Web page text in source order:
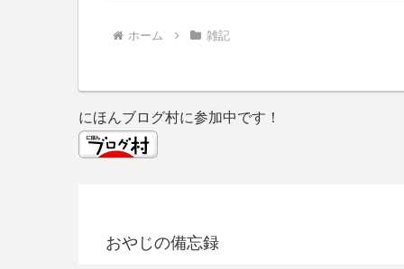
ホーム 雑記
にほんブログ村に参加中です！
おやじの備忘録